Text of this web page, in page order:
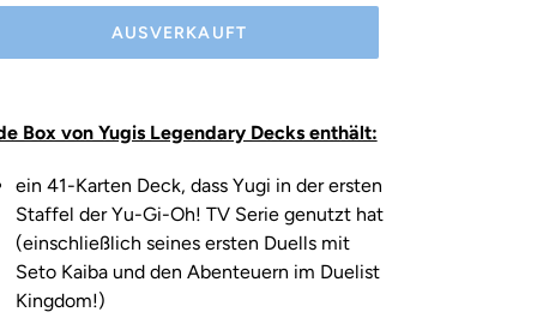
AUSVERKAUFT
Box von Yugis Legendary Decks enthält:
ein 41-Karten Deck, dass Yugi in der ersten
Staffel der Yu-Gi-Oh! TV Serie genutzt hat
(einschließlich seines ersten Duells mit
Seto Kaiba und den Abenteuern im Duelist
Kingdom!)